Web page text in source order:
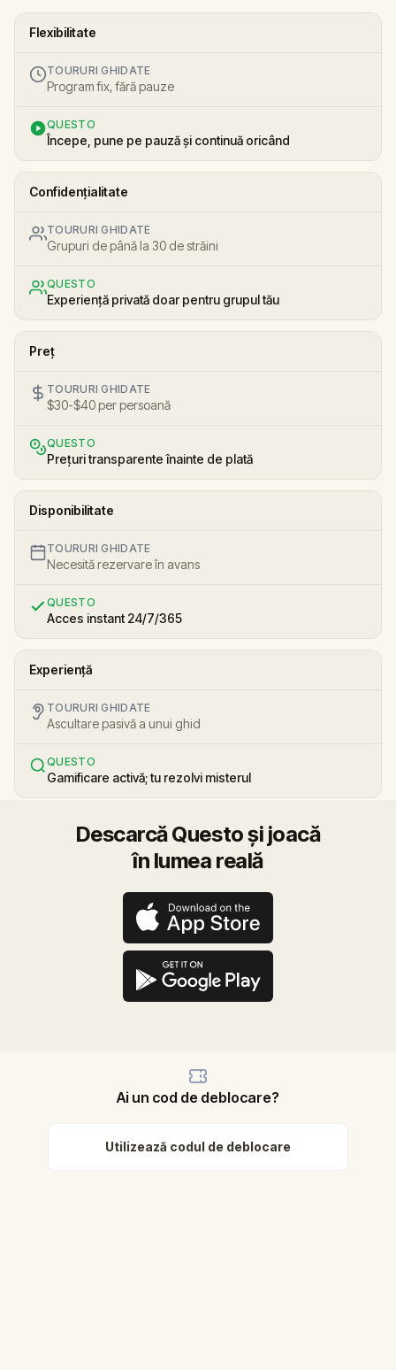
Flexibilitate
TOURURI GHIDATE
Program fix, fără pauze
QUESTO
Începe, pune pe pauză și continuă oricând
Confidențialitate
TOURURI GHIDATE
Grupuri de până la 30 de străini
QUESTO
Experiență privată doar pentru grupul tău
Preț
TOURURI GHIDATE
$30-$40 per persoană
QUESTO
Prețuri transparente înainte de plată
Disponibilitate
TOURURI GHIDATE
Necesită rezervare în avans
QUESTO
Acces instant 24/7/365
Experiență
TOURURI GHIDATE
Ascultare pasivă a unui ghid
QUESTO
Gamificare activă; tu rezolvi misterul
Descarcă Questo și joacă
în lumea reală
Ai un cod de deblocare?
Utilizează codul de deblocare